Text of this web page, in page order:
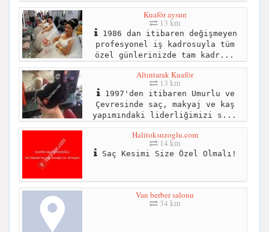
Kuaför aysun
13 km
1986 dan itibaren değişmeyen
profesyonel iş kadrosuyla tüm
özel günlerinizde tam kadr...
Altıntarak Kuaför
13 km
1997'den itibaren Umurlu ve
Çevresinde saç, makyaj ve kaş
yapımındaki liderliğimizi s...
Halitoksuzoglu.com
14 km
Saç Kesimi Size Özel Olmalı!
Van berber salonu
34 km